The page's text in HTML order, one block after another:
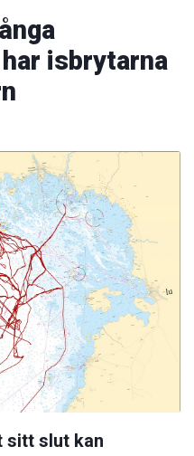
isbrytarna
sitt slut kan